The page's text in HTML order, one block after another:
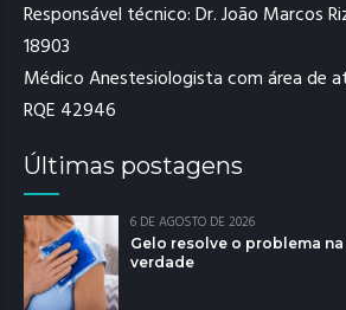
Responsável técnico: Dr. João Marcos
18903
Médico Anestesiologista com área de
RQE 42946
Últimas postagens
6 DE AGOSTO DE 2026
Gelo resolve o problema
verdade